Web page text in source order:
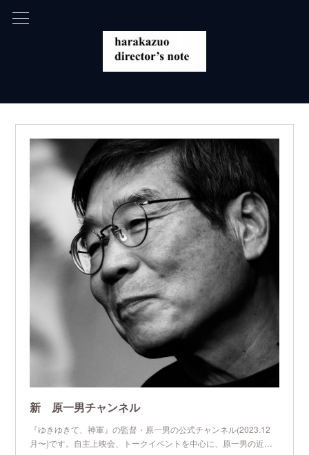
新 原一男チャンネル
『ゆきゆきて、神軍』の監督・原一男の公式チャンネル(2023.12
月〜)です。自主上映会、トークイベントを中心に、原一男の近…